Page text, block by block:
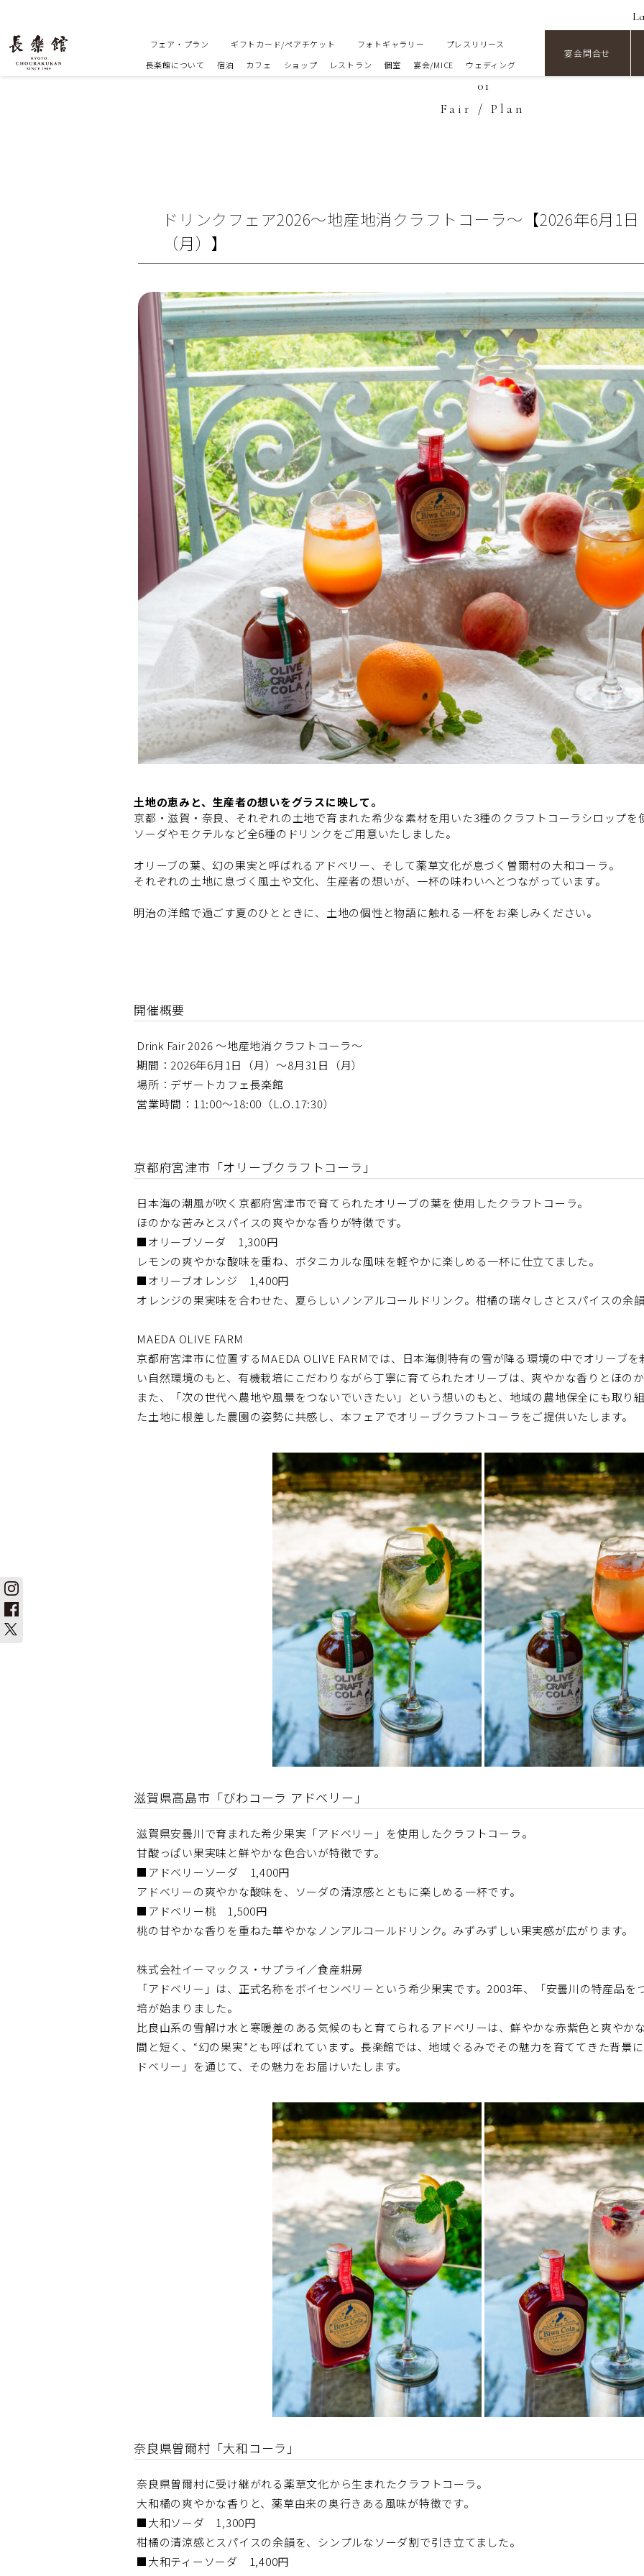
フェア・プラン ギフトカード/ペアチケット フォトギャラリー
プレスリリース
長楽館について
宿泊 カフェ ショップ レストラン 個室 宴会/MICE ウェディング
宴会問合せ
01
Fair / Plan
ドリンクフェア2026～地産地消クラフトコーラ～【2026年6月1
（月）】
土地の恵みと、生産者の想いをグラスに映して。
京都・滋賀・奈良、それぞれの土地で育まれた希少な素材を用いた3種のクラフトコーラシロップを
ソーダやモクテルなど全6種のドリンクをご用意いたしました。
オリーブの葉、幻の果実と呼ばれるアドベリー、そして薬草文化が息づく曽爾村の大和コーラ。
それぞれの土地に息づく風土や文化、生産者の想いが、一杯の味わいへとつながっています。
明治の洋館で過ごす夏のひとときに、土地の個性と物語に触れる一杯をお楽しみください。
開催概要
Drink Fair 2026 ～地産地消クラフトコーラ～
期間：2026年6月1日（月）～8月31日（月）
場所：デザートカフェ長楽館
営業時間：11:00～18:00（L.O.17:30）
京都府宮津市「オリーブクラフトコーラ」
日本海の潮風が吹く京都府宮津市で育てられたオリーブの葉を使用したクラフトコーラ。
ほのかな苦みとスパイスの爽やかな香りが特徴です。
■オリーブソーダ 1,300円
レモンの爽やかな酸味を重ね、ボタニカルな風味を軽やかに楽しめる一杯に仕立てました。
■オリーブオレンジ 1,400円
オレンジの果実味を合わせた、夏らしいノンアルコールドリンク。柑橘の瑞々しさとスパイスの余
MAEDA OLIVE FARM
京都府宮津市に位置するMAEDA OLIVE FARMでは、日本海側特有の雪が降る環境の中でオリーブ
い自然環境のもと、有機栽培にこだわりながら丁寧に育てられたオリーブは、爽やかな香りとほの
また、「次の世代へ農地や風景をつないでいきたい」という想いのもと、地域の農地保全にも取り
た土地に根差した農園の姿勢に共感し、本フェアでオリーブクラフトコーラをご提供いたします。
滋賀県高島市「びわコーラ アドベリー」
滋賀県安曇川で育まれた希少果実「アドベリー」を使用したクラフトコーラ。
甘酸っぱい果実味と鮮やかな色合いが特徴です。
■アドベリーソーダ 1,400円
アドベリーの爽やかな酸味を、ソーダの清涼感とともに楽しめる一杯です。
■アドベリー桃 1,500円
桃の甘やかな香りを重ねた華やかなノンアルコールドリンク。みずみずしい果実感が広がります。
株式会社イーマックス・サプライ／食産耕房
「アドベリー」は、正式名称をボイセンベリーという希少果実です。2003年、「安曇川の特産品
培が始まりました。
比良山系の雪解け水と寒暖差のある気候のもと育てられるアドベリーは、鮮やかな赤紫色と爽やか
間と短く、“幻の果実”とも呼ばれています。長楽館では、地域ぐるみでその魅力を育ててきた背景
ドベリー」を通じて、その魅力をお届けいたします。
奈良県曽爾村「大和コーラ」
奈良県曽爾村に受け継がれる薬草文化から生まれたクラフトコーラ。
大和橘の爽やかな香りと、薬草由来の奥行きある風味が特徴です。
■大和ソーダ 1,300円
柑橘の清涼感とスパイスの余韻を、シンプルなソーダ割で引き立てました。
■大和ティーソーダ 1,400円